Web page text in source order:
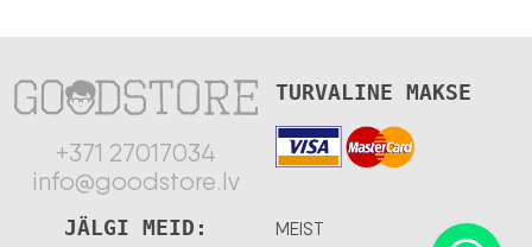
+371 27017034
info@goodstore.lv
TURVALINE MAKSE
MEIST
JÄLGI MEID: